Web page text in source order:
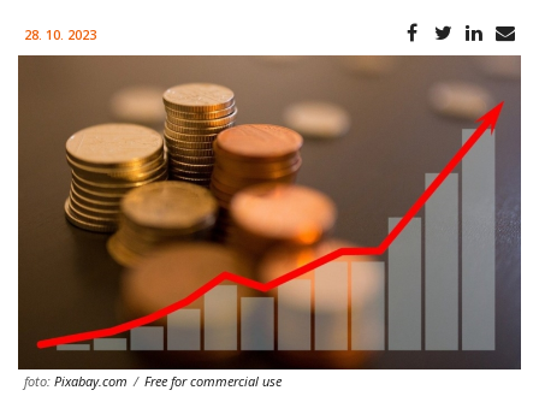
28. 10. 2023
foto: Pixabay.com / Free for commercial use